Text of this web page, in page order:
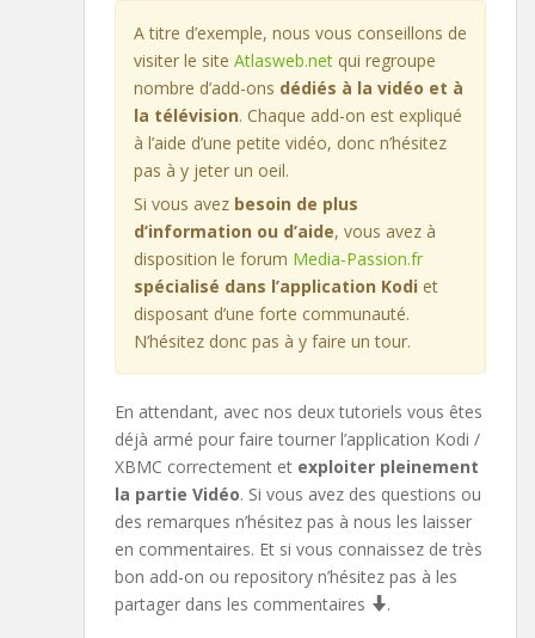
A titre d’exemple, nous vous conseillons de
visiter le site Atlasweb.net qui regroupe
nombre d’add-ons dédiés à la vidéo et à
la télévision. Chaque add-on est expliqué
à l’aide d’une petite vidéo, donc n’hésitez
pas à y jeter un oeil.
Si vous avez besoin de plus
d’information ou d’aide, vous avez à
disposition le forum Media-Passion.fr
spécialisé dans l’application Kodi et
disposant d’une forte communauté.
N’hésitez donc pas à y faire un tour.
En attendant, avec nos deux tutoriels vous êtes
déjà armé pour faire tourner l’application Kodi /
XBMC correctement et exploiter pleinement
la partie Vidéo. Si vous avez des questions ou
des remarques n’hésitez pas à nous les laisser
en commentaires. Et si vous connaissez de très
bon add-on ou repository n’hésitez pas à les
partager dans les commentaires
.